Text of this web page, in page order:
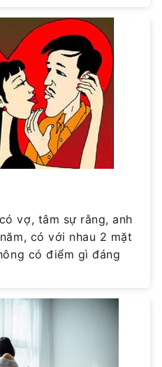
vợ, tâm sự rằng, anh
có với nhau 2 mặt
có điểm gì đáng